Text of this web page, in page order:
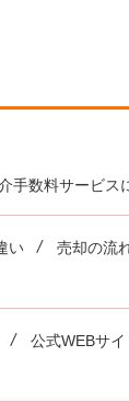
手数料サービス
い 売却の流
公式WEBサイ